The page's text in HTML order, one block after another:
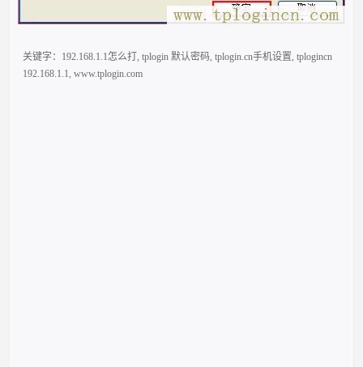
关键字： 192.168.1.1怎么打,tplogin 默认密码,tplogin.cn手机设置,tplogincn
192.168.1.1,www.tplogin.com